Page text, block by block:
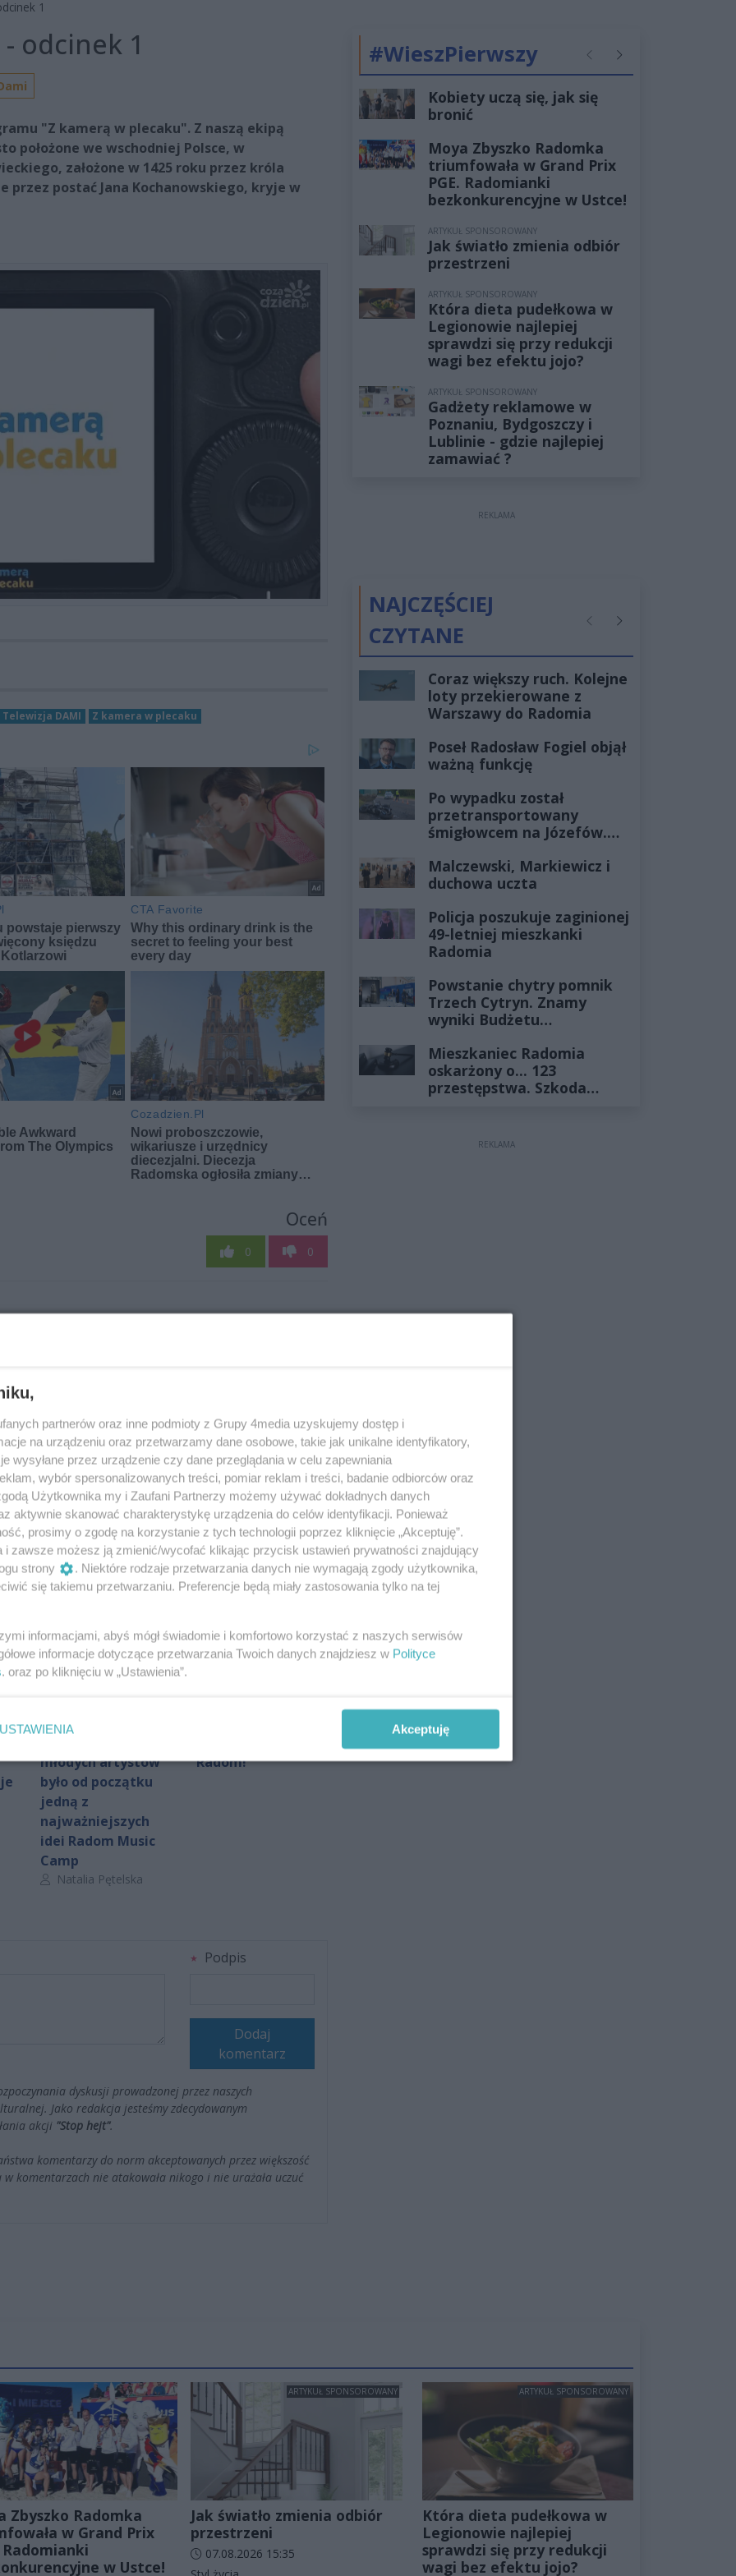
1
odcinek 1
"Z kamerą w plecaku". Z naszą ekipą
położone we wschodniej Polsce, w
założone w 1425 roku przez króla
przez postać Jana Kochanowskiego, kryje w
Telewizja DAMI Z kamera w plecaku
Oceń
0 0
Prof. Bukowski:
Tworzymy
laboratorium
sztucznej
inteligencji
Autor artykułu:
RED/KD
TYLKO U NAS!
Śledztwo
umorzone.
Bąkiewicz
oczyszczony z
zarzutów. Polityk
komentuje decyzję
prokuratury
Arek Ostrowski:
młodych artystów
było od początku
jedną z
najważniejszych
idei Radom Music
Camp
Autor artykułu:
Natalia Pętelska
Radom!
Podpis
Dodaj
komentarz
dyskusji prowadzonej przez naszych
Jako redakcja jesteśmy zdecydowanym
akcji "Stop hejt".
komentarzy do norm akceptowanych przez większość
w komentarzach nie atakowała nikogo i nie urażała uczuć
#WieszPierwszy PoprzednieNastępne
Kobiety uczą się, jak się
bronić
Moya Zbyszko Radomka
triumfowała w Grand Prix
PGE. Radomianki
bezkonkurencyjne w Ustce!
ARTYKUŁ SPONSOROWANY
Jak światło zmienia odbiór
przestrzeni
ARTYKUŁ SPONSOROWANY
Która dieta pudełkowa w
Legionowie najlepiej
sprawdzi się przy redukcji
wagi bez efektu jojo?
ARTYKUŁ SPONSOROWANY
Gadżety reklamowe w
Poznaniu, Bydgoszczy i
Lublinie - gdzie najlepiej
zamawiać ?
REKLAMA
NAJCZĘŚCIEJ
CZYTANE
PoprzednieNastępne
Coraz większy ruch. Kolejne
loty przekierowane z
Warszawy do Radomia
Poseł Radosław Fogiel objął
ważną funkcję
Po wypadku został
przetransportowany
śmigłowcem na Józefów.
żyłach
Malczewski, Markiewicz i
duchowa uczta
Policja poszukuje zaginionej
49-letniej mieszkanki
Radomia
Powstanie chytry pomnik
Trzech Cytryn. Znamy
wyniki Budżetu
Mieszkaniec Radomia
oskarżony o... 123
przestępstwa. Szkoda
REKLAMA
Zbyszko Radomka
w Grand Prix
Radomianki
w Ustce!
ARTYKUŁ SPONSOROWANY
Jak światło zmienia odbiór
przestrzeni
Data dodania artykułu:
07.08.2026 15:35
ARTYKUŁ SPONSOROWANY
Która dieta pudełkowa w
Legionowie najlepiej
sprawdzi się przy redukcji
wagi bez efektu jojo?
partnerów oraz inne podmioty z Grupy 4media uzyskujemy dostęp i
na urządzeniu oraz przetwarzamy dane osobowe, takie jak unikalne identyfikatory,
wysyłane przez urządzenie czy dane przeglądania w celu zapewniania
wybór spersonalizowanych treści, pomiar reklam i treści, badanie odbiorców oraz
Użytkownika my i Zaufani Partnerzy możemy używać dokładnych danych
aktywnie skanować charakterystykę urządzenia do celów identyfikacji. Ponieważ
prosimy o zgodę na korzystanie z tych technologii poprzez kliknięcie „Akceptuję”.
i zawsze możesz ją zmienić/wycofać klikając przycisk ustawień prywatności znajdujący
strony
. Niektóre rodzaje przetwarzania danych nie wymagają zgody użytkownika,
się takiemu przetwarzaniu. Preferencje będą miały zastosowania tylko na tej
informacjami, abyś mógł świadomie i komfortowo korzystać z naszych serwisów
informacje dotyczące przetwarzania Twoich danych znajdziesz w Polityce
. oraz po kliknięciu w „Ustawienia”.
USTAWIENIA Akceptuję